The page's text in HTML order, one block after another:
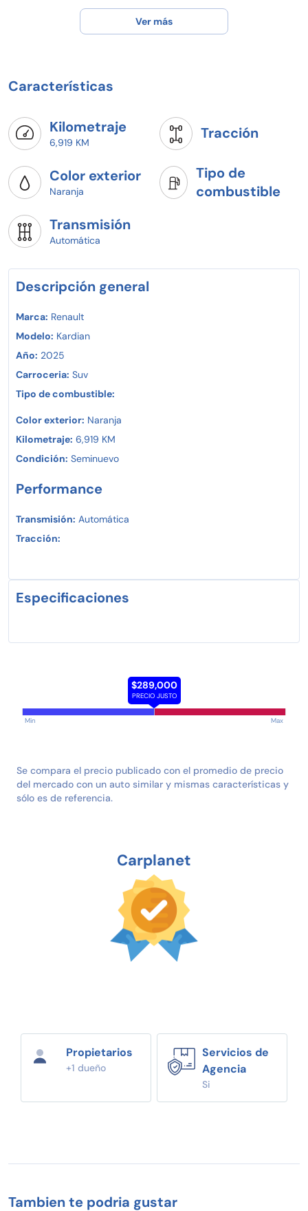
Ver más
Características
Kilometraje
6,919 KM
Tracción
Color exterior
Naranja
Tipo de
combustible
Transmisión
Automática
Descripción general
Marca: Renault
Modelo: Kardian
Año: 2025
Carroceria: Suv
Tipo de combustible:
Color exterior: Naranja
Kilometraje: 6,919 KM
Condición: Seminuevo
Performance
Transmisión: Automática
Tracción:
Especificaciones
$289,000
PRECIO JUSTO
Min Max
Se compara el precio publicado con el promedio de precio
del mercado con un auto similar y mismas características y
sólo es de referencia.
Carplanet
Propietarios
+1 dueño
Servicios de
Agencia
Si
Tambien te podria gustar